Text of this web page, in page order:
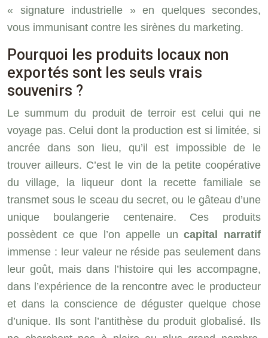
« signature industrielle » en quelques secondes,
vous immunisant contre les sirènes du marketing.
Pourquoi les produits locaux non
exportés sont les seuls vrais
souvenirs ?
Le summum du produit de terroir est celui qui ne
voyage pas. Celui dont la production est si limitée, si
ancrée dans son lieu, qu’il est impossible de le
trouver ailleurs. C’est le vin de la petite coopérative
du village, la liqueur dont la recette familiale se
transmet sous le sceau du secret, ou le gâteau d’une
unique boulangerie centenaire. Ces produits
possèdent ce que l’on appelle uncapital narratif
immense : leur valeur ne réside pas seulement dans
leur goût, mais dans l’histoire qui les accompagne,
dans l’expérience de la rencontre avec le producteur
et dans la conscience de déguster quelque chose
d’unique. Ils sont l’antithèse du produit globalisé. Ils